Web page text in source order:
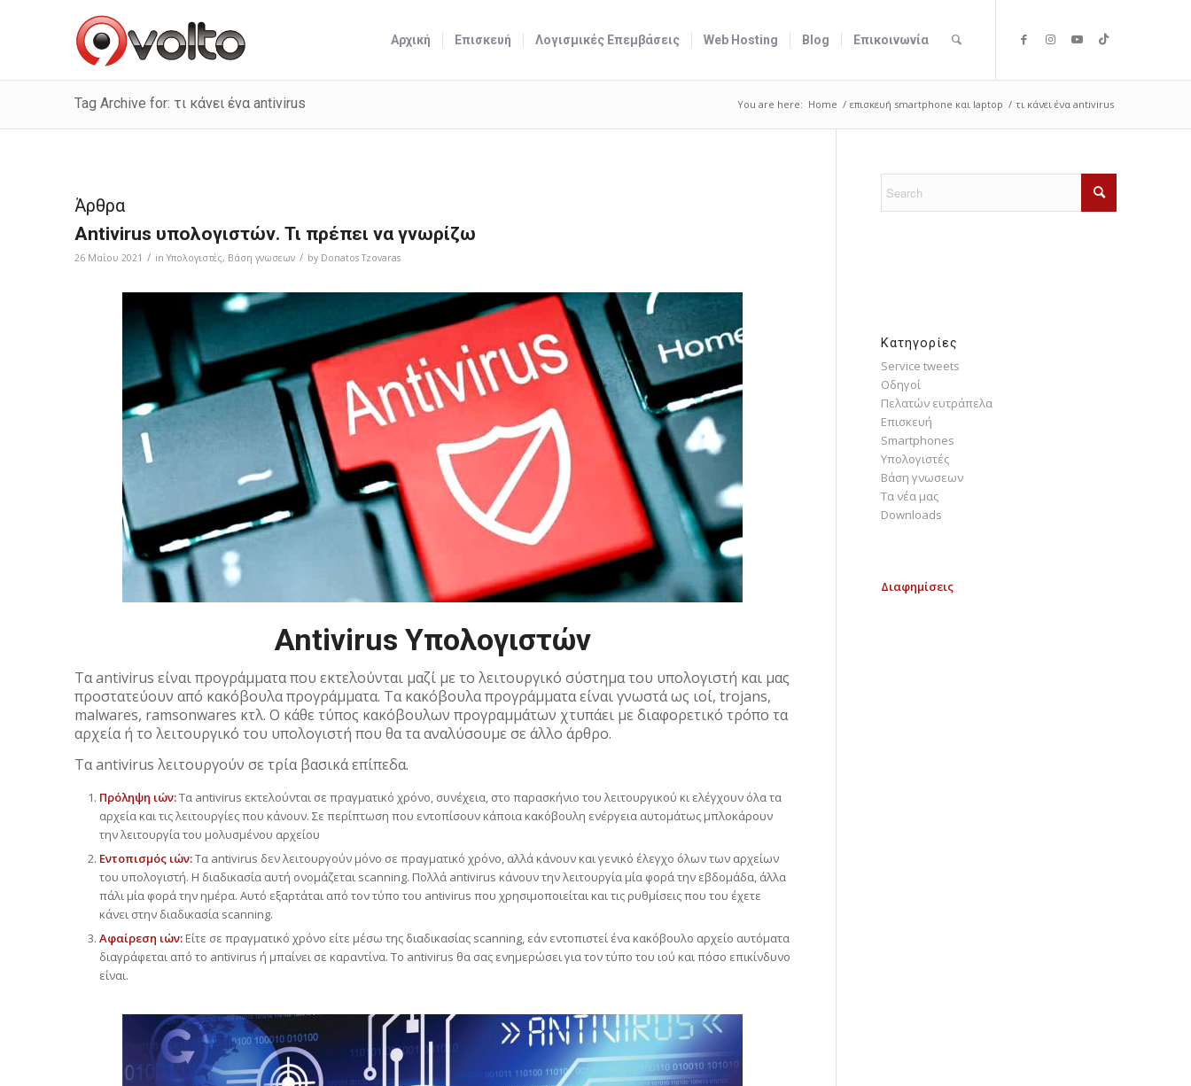
Αρχική Επισκευή Λογισμικές Επεμβάσεις Web Hosting Blog Επικοινωνία
Tag Archive for: τι κάνει ένα antivirus You are here: Home / επισκευή smartphone και laptop / τι κάνει ένα antivirus
Άρθρα
Antivirus υπολογιστών. Τι πρέπει να γνωρίζω
26 Μαΐου 2021 / in Υπολογιστές, Bάση γνωσεων / by Donatos Tzovaras
Antivirus Υπολογιστών
Τα antivirus είναι προγράμματα που εκτελούνται μαζί με το λειτουργικό σύστημα του υπολογιστή και μας
προστατεύουν από κακόβουλα προγράμματα. Τα κακόβουλα προγράμματα είναι γνωστά ως ιοί, trojans,
malwares, ramsonwares κτλ. O κάθε τύπος κακόβουλων προγραμμάτων χτυπάει με διαφορετικό τρόπο τα
αρχεία ή το λειτουργικό του υπολογιστή που θα τα αναλύσουμε σε άλλο άρθρο.
Τα antivirus λειτουργούν σε τρία βασικά επίπεδα.
Πρόληψη ιών:Τα antivirus εκτελούνται σε πραγματικό χρόνο, συνέχεια, στο παρασκήνιο του λειτουργικού κι ελέγχουν όλα τα
αρχεία και τις λειτουργίες που κάνουν. Σε περίπτωση που εντοπίσουν κάποια κακόβουλη ενέργεια αυτομάτως μπλοκάρουν
την λειτουργία του μολυσμένου αρχείου
Εντοπισμός ιών:Τα antivirus δεν λειτουργούν μόνο σε πραγματικό χρόνο, αλλά κάνουν και γενικό έλεγχο όλων των αρχείων
του υπολογιστή. Η διαδικασία αυτή ονομάζεται scanning. Πολλά antivirus κάνουν την λειτουργία μία φορά την εβδομάδα, άλλα
πάλι μία φορά την ημέρα. Αυτό εξαρτάται από τον τύπο του antivirus που χρησιμοποιείται και τις ρυθμίσεις που του έχετε
κάνει στην διαδικασία scanning.
Αφαίρεση ιών:Είτε σε πραγματικό χρόνο είτε μέσω της διαδικασίας scanning, εάν εντοπιστεί ένα κακόβουλο αρχείο αυτόματα
διαγράφεται από το antivirus ή μπαίνει σε καραντίνα. To antivirus θα σας ενημερώσει για τον τύπο του ιού και πόσο επικίνδυνο
είναι.
Kατηγορίες
Service tweets
Οδηγοί
Πελατών ευτράπελα
Επισκευή
Smartphones
Υπολογιστές
Bάση γνωσεων
Τα νέα μας
Downloads
Διαφημίσεις